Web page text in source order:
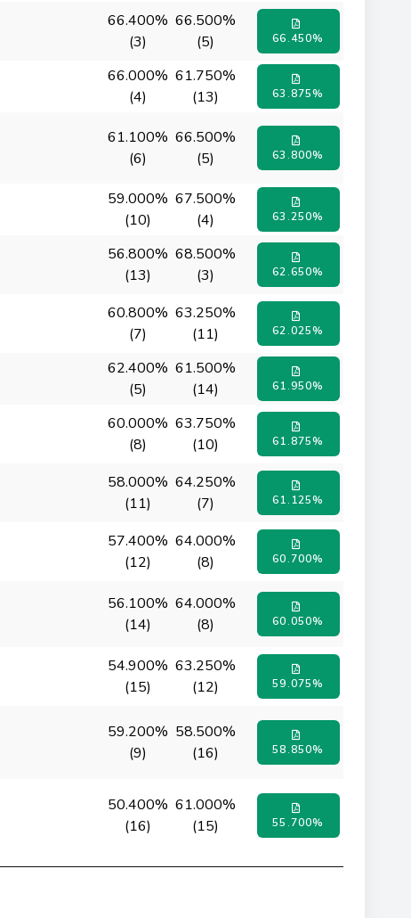
66.400%
(3)
66.500%
(5)
66.450%
66.000%
(4)
61.750%
(13)
63.875%
61.100%
(6)
66.500%
(5)
63.800%
59.000%
(10)
67.500%
(4)
63.250%
56.800%
(13)
68.500%
(3)
62.650%
60.800%
(7)
63.250%
(11)
62.025%
62.400%
(5)
61.500%
(14)
61.950%
60.000%
(8)
63.750%
(10)
61.875%
58.000%
(11)
64.250%
(7)
61.125%
57.400%
(12)
64.000%
(8)
60.700%
56.100%
(14)
64.000%
(8)
60.050%
54.900%
(15)
63.250%
(12)
59.075%
59.200%
(9)
58.500%
(16)
58.850%
50.400%
(16)
61.000%
(15)
55.700%